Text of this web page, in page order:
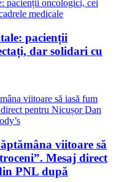
pacienții
dar solidari cu
viitoare să
Mesaj direct
PNL după